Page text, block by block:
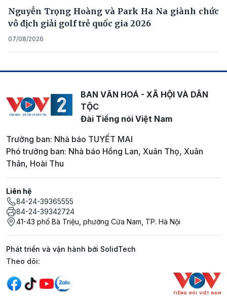
Nguyễn Trọng Hoàng và Park Ha Na giành chức
vô địch giải golf trẻ quốc gia 2026
07/08/2026
BAN VĂN HOÁ - XÃ HỘI VÀ DÂN
TỘC
Đài Tiếng nói Việt Nam
Trưởng ban: Nhà báo TUYẾT MAI
Phó trưởng ban: Nhà báo Hồng Lan, Xuân Thọ, Xuân
Thân, Hoài Thu
Liên hệ
84-24-39365555
84-24-39342724
41-43 phố Bà Triệu, phường Cửa Nam, TP. Hà Nội
Phát triển và vận hành bởi SolidTech
Mạng xã hội
Theo dõi: